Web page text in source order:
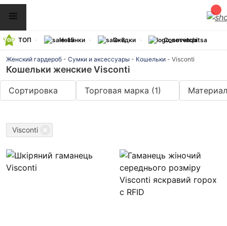
ТОП Новинки Скидки Советчица
Женский гардероб - Сумки и аксессуары - Кошельки - Visconti
Кошельки женские Visconti
Сортировка Торговая марка (1) Материал
Visconti